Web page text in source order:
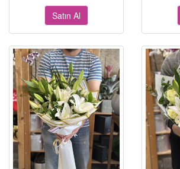
Satın Al